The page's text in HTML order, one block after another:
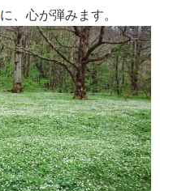
に、心が弾みます。